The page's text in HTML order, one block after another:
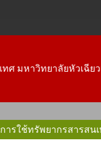
ศ มหาวิทยาลัยหัวเฉียว
รใช้ทรัพยากรสารสน